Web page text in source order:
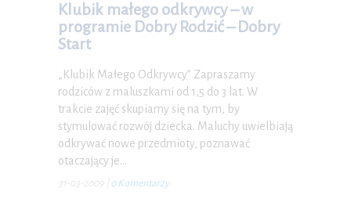
Klubik małego odkrywcy – w
programie Dobry Rodzić – Dobry
Start
„Klubik Małego Odkrywcy” Zapraszamy
rodziców z maluszkami od 1,5 do 3 lat. W
trakcie zajęć skupiamy się na tym, by
stymulować rozwój dziecka. Maluchy uwielbiają
odkrywać nowe przedmioty, poznawać
otaczający je…
31-03-2009 0 Komentarzy